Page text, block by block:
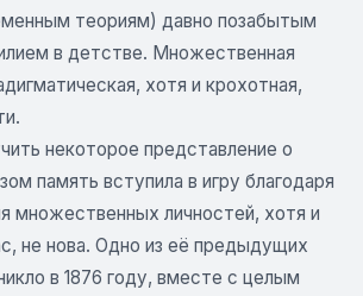
теориям) давно позабытым
в детстве. Множественная
хотя и крохотная,
некоторое представление о
память вступила в игру благодаря
множественных личностей, хотя и
не нова. Одно из её предыдущих
в 1876 году, вместе с целым